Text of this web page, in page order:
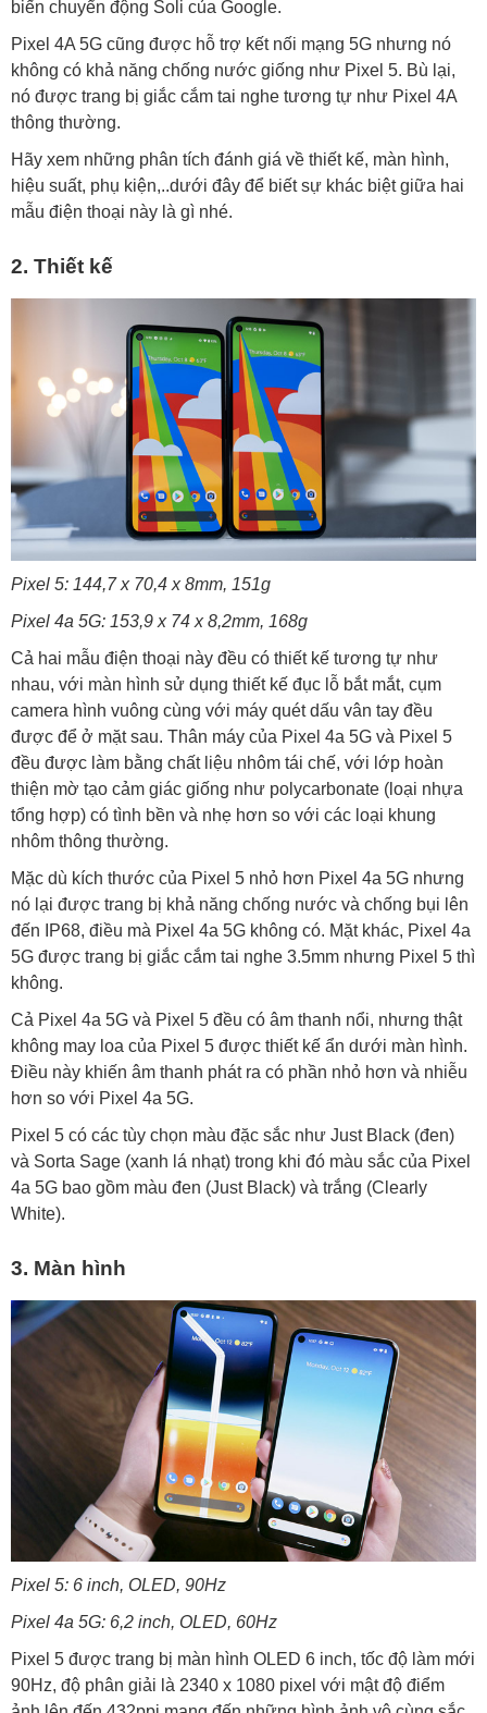
biến chuyển động Soli của Google.
Pixel 4A 5G cũng được hỗ trợ kết nối mạng 5G nhưng nó
không có khả năng chống nước giống như Pixel 5. Bù lại,
nó được trang bị giắc cắm tai nghe tương tự như Pixel 4A
thông thường.
Hãy xem những phân tích đánh giá về thiết kế, màn hình,
hiệu suất, phụ kiện,..dưới đây để biết sự khác biệt giữa hai
mẫu điện thoại này là gì nhé.
2. Thiết kế
Pixel 5: 144,7 x 70,4 x 8mm, 151g
Pixel 4a 5G: 153,9 x 74 x 8,2mm, 168g
Cả hai mẫu điện thoại này đều có thiết kế tương tự như
nhau, với màn hình sử dụng thiết kế đục lỗ bắt mắt, cụm
camera hình vuông cùng với máy quét dấu vân tay đều
được để ở mặt sau. Thân máy của Pixel 4a 5G và Pixel 5
đều được làm bằng chất liệu nhôm tái chế, với lớp hoàn
thiện mờ tạo cảm giác giống như polycarbonate (loại nhựa
tổng hợp) có tình bền và nhẹ hơn so với các loại khung
nhôm thông thường.
Mặc dù kích thước của Pixel 5 nhỏ hơn Pixel 4a 5G nhưng
nó lại được trang bị khả năng chống nước và chống bụi lên
đến IP68, điều mà Pixel 4a 5G không có. Mặt khác, Pixel 4a
5G được trang bị giắc cắm tai nghe 3.5mm nhưng Pixel 5 thì
không.
Cả Pixel 4a 5G và Pixel 5 đều có âm thanh nổi, nhưng thật
không may loa của Pixel 5 được thiết kế ẩn dưới màn hình.
Điều này khiến âm thanh phát ra có phần nhỏ hơn và nhiễu
hơn so với Pixel 4a 5G.
Pixel 5 có các tùy chọn màu đặc sắc như Just Black (đen)
và Sorta Sage (xanh lá nhạt) trong khi đó màu sắc của Pixel
4a 5G bao gồm màu đen (Just Black) và trắng (Clearly
White).
3. Màn hình
Pixel 5: 6 inch, OLED, 90Hz
Pixel 4a 5G: 6,2 inch, OLED, 60Hz
Pixel 5 được trang bị màn hình OLED 6 inch, tốc độ làm mới
90Hz, độ phân giải là 2340 x 1080 pixel với mật độ điểm